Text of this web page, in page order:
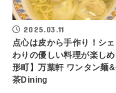
2025.03.11
点心は皮から手作り！シ
わりの優しい料理が楽し
形町】万葉軒 ワンタン麺
茶Dining